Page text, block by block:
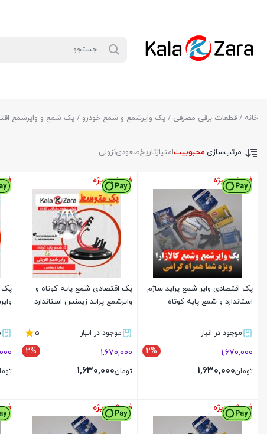
خانه / قطعات برقی مصرفی / پک وایرشمع و شمع خودرو / پک شمع و وایرشمع
مرتب‌سازی:محبوبیتامتیازتاریخصعودینزولی
فروش ویژه
پک اقتصادی وایر شمع پراید ساژم
استاندارد و شمع پایه کوتاه
موجود در انبار
2% 1,670,000
تومان1,630,000
بستن
فروش ویژه
پک اقتصادی شمع پایه کوتاه و
وایرشمع پراید زیمنس استاندارد
موجود در انبار 5
2% 1,670,000
تومان1,630,000
بستن
پک
فروش ویژه فروش ویژه